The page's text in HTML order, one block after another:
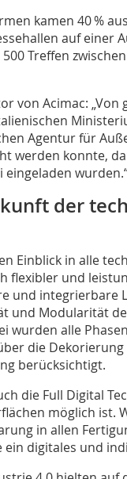
kamen 40 %
auf einer
Treffen
von Acimac:
Agentur für
werden konnte,
eingeladen
der
Einblick in alle
flexibler und
und integrierbare
und Modularität
wurden alle
die
berücksichtigt.
die Full Digital
möglich ist.
in allen
digitales und